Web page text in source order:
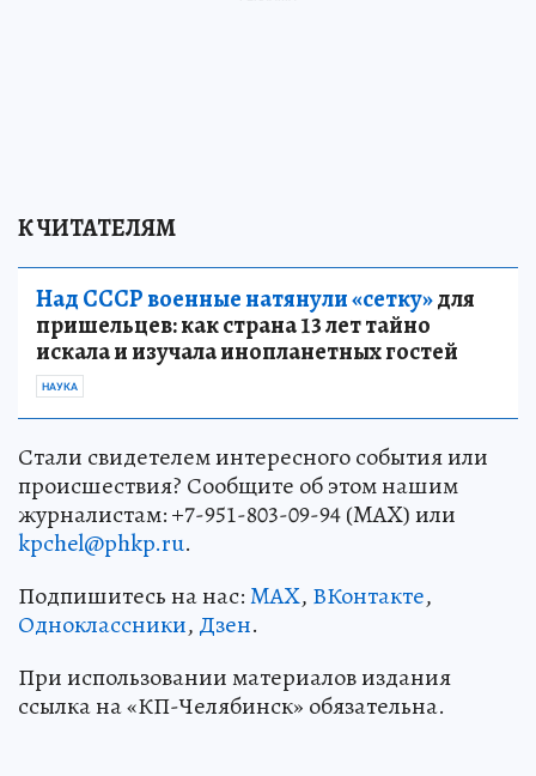
К ЧИТАТЕЛЯМ
Над СССР военные натянули «сетку»для
пришельцев: как страна 13 лет тайно
искала и изучала инопланетных гостей
НАУКА
Стали свидетелем интересного события или
происшествия? Сообщите об этом нашим
журналистам: +7-951-803-09-94 (MAX) или
kpchel@phkp.ru.
Подпишитесь на нас:MAX, ВКонтакте,
Одноклассники, Дзен.
При использовании материалов издания
ссылка на «КП-Челябинск» обязательна.